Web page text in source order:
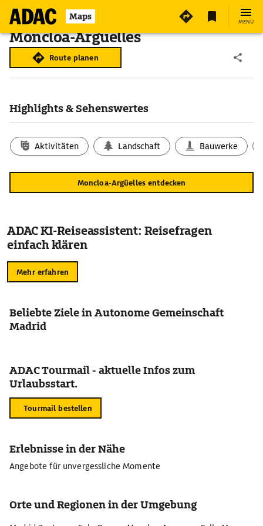
Maps MENÜ
Moncloa-Argüelles
Route planen
Highlights & Sehenswertes
Aktivitäten Landschaft Bauwerke
Moncloa-Argüelles entdecken
ADAC KI-Reiseassistent: Reisefragen
einfach klären
Mehr erfahren
Beliebte Ziele in Autonome Gemeinschaft
Madrid
ADAC Tourmail - aktuelle Infos zum
Urlaubsstart.
Tourmail bestellen
Erlebnisse in der Nähe
Angebote für unvergessliche Momente
Orte und Regionen in der Umgebung